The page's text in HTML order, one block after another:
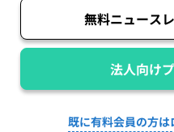
無料ニュース
法人向け
既に有料会員の方